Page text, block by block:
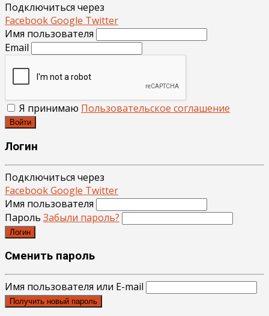
Подключиться через
FacebookGoogle Twitter
Имя пользователя
Email
Я принимаю Пользовательское соглашение
Войти
Логин
Подключиться через
FacebookGoogle Twitter
Имя пользователя
Пароль Забыли пароль?
Логин
Сменить пароль
Имя пользователя или E-mail
Получить новый пароль